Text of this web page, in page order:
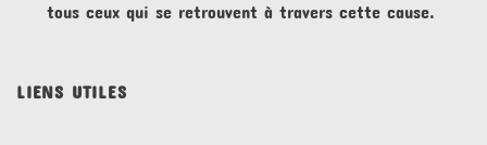
tous ceux qui se retrouvent à travers cette cause.
LIENS UTILES